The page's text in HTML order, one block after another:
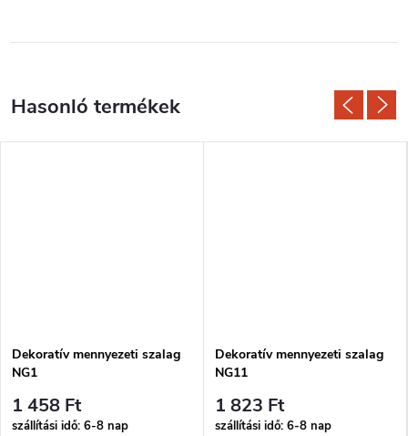
Dekoratív mennyezeti szalag
NG1
1 458 Ft
szállítási idő: 6-8 nap
Dekoratív mennyezeti szalag
NG11
1 823 Ft
szállítási idő: 6-8 nap